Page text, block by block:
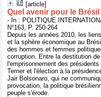
[article]
Quel avenir pour le Brésil
- In : POLITIQUE
N°163, P. 250-264
Depuis les années 2010, les
et la sphère économique au
des hommes et femmes
corruption. Entre la destitution
l'emprisonnement des
Temer et l'élection à la
Jair Bolsonaro, qui ne
provocation, la politique
peuple s'érode.